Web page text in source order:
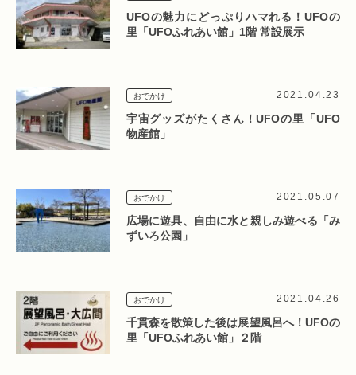
UFOの魅力にどっぷりハマれる！UFOの
里「UFOふれあい館」1階 常設展示
おでかけ 2021.04.23
宇宙グッズがたくさん！UFOの里「UFO
物産館」
おでかけ 2021.05.07
広場に遊具、自由に水と親しみ遊べる「み
ずいろ公園」
おでかけ 2021.04.26
千貫森を散策した後は展望風呂へ！UFOの
里「UFOふれあい館」２階